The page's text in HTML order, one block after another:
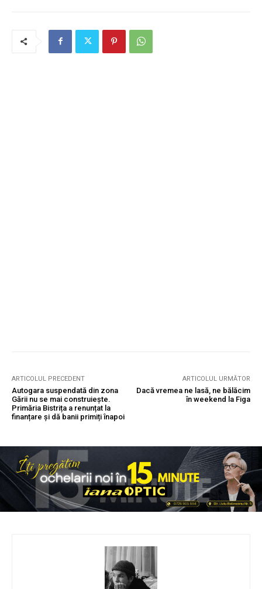
ARTICOLUL PRECEDENT
Autogara suspendată din zona
Gării nu se mai construiește.
Primăria Bistrița a renunțat la
finanțare și dă banii primiți înapoi
ARTICOLUL URMĂTOR
Dacă vremea ne lasă, ne bălăcim
în weekend la Figa